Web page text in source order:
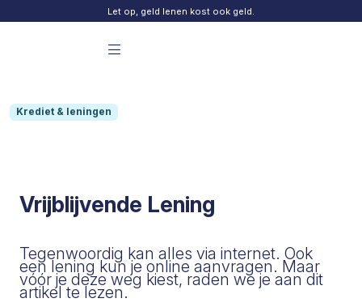
Let op, geld lenen kost ook geld.
Krediet & leningen
Vrijblijvende Lening
Tegenwoordig kan alles via internet. Ook
een lening kun je online aanvragen. Maar
vóór je deze weg kiest, raden we je aan dit
artikel te lezen.